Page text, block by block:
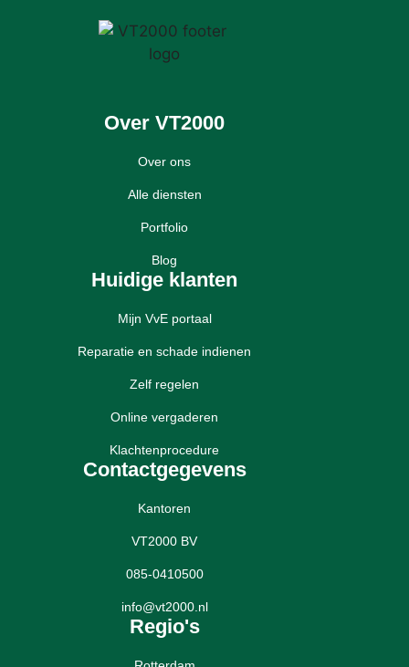
Over VT2000
Over ons
Alle diensten
Portfolio
Blog
Huidige klanten
Mijn VvE portaal
Reparatie en schade indienen
Zelf regelen
Online vergaderen
Klachtenprocedure
Contactgegevens
Kantoren
VT2000 BV
085-0410500
info@vt2000.nl
Regio's